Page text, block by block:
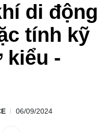
di động
tính kỹ
kiểu -
06/09/2024